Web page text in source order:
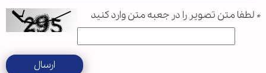
* لطفا متن تصویر را در جعبه متن وارد کنید
ارسال